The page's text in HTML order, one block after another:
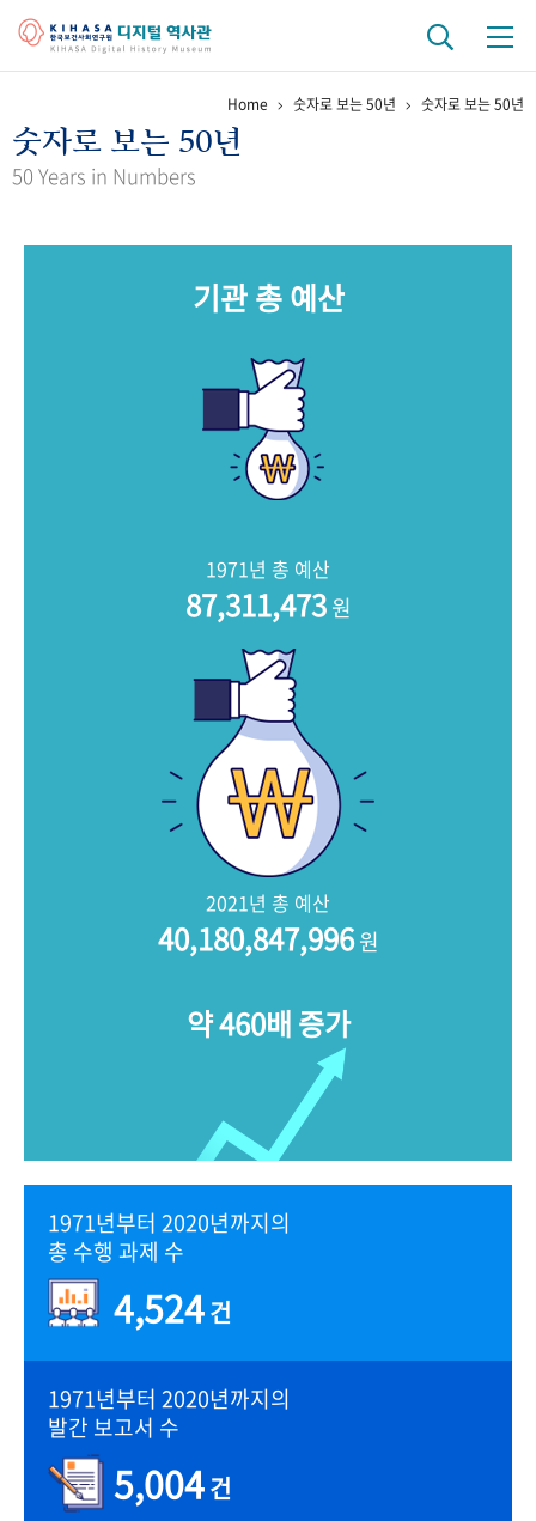
걸어온 길 기관 변천사 역대 기관장
키워드로 보는 연구 역사
문서 기록물 행정박물
Home 숫자로 보는 50년 숫자로 보는 50년
숫자로 보는 50년
50 Years in Numbers
기관 총 예산
1971년 총 예산
87,311,473원
2021년 총 예산
40,180,847,996원
약 460배 증가
1971년부터 2020년까지의
총 수행 과제 수
4,524건
1971년부터 2020년까지의
발간 보고서 수
5,004건